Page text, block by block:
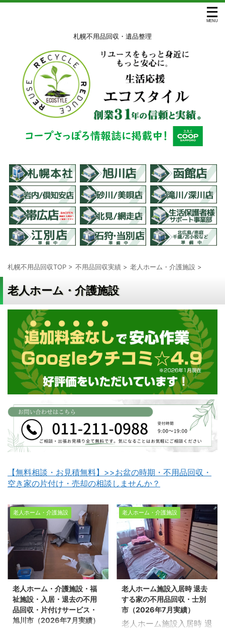
札幌不用品回収・遺品整理
札幌不用品回収TOP > 不用品回収実績 > 老人ホーム・介護施設 >
老人ホーム・介護施設
【無料相談・お見積無料】>>お盆の時期・不用品回収・
空き家の片付け・売却の相談しませんか？
老人ホーム・介護施設
老人ホーム・介護施設・福
祉施設・入居・退去の不用
品回収・片付けサービス・
旭川市（2026年7月実績）
老人ホーム・介護施設
老人ホーム施設入居時 退去
する家の不用品回収・士別
市（2026年7月実績）
老人ホーム施設入居時 退